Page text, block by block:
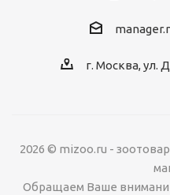
г. Москва, ул.
2026 © mizoo.ru -
Обращаем Ваше